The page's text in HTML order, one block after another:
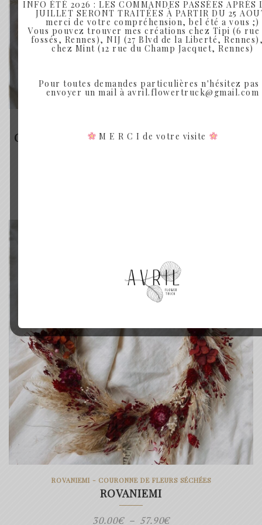
COURONNE DE FLEURS SÉCHÉES – PÊCHE-
45.00€
ROVANIEMI - COURONNE DE FLEURS SÉCHÉES
ROVANIEMI
30.00€ – 57.90€Plage
INFO ÉTÉ 2026 : LES COMMANDES PASSÉES APRÈS
JUILLET SERONT TRAITÉES À PARTIR DU 25
merci de votre compréhension, bel été a vous ;)
Vous pouvez trouver mes créations chez Tipi (6 rue
fossés, Rennes), NIJ (27 Blvd de la Liberté,
chez Mint (12 rue du Champ Jacquet, Rennes)
Pour toutes demandes particulières n'hésitez pas
envoyer un mail à avril.flowertruck@gmail.com
M E R C I de votre visite